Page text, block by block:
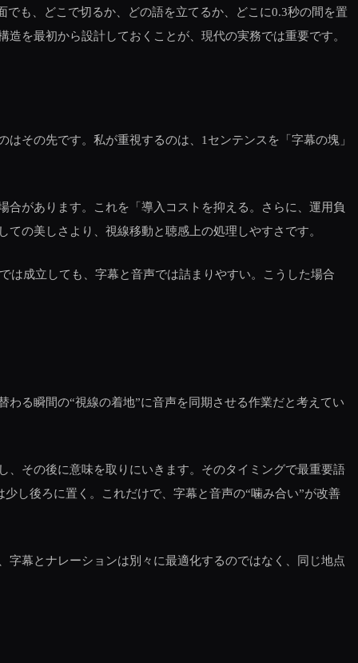
も、どこで切るか、どの語を立てるか、どこに0.3秒の間を置
を最初から設計しておくことが、現代の実務では重要です。
その先です。私が重視するのは、1センテンスを「字幕の塊」
があります。これを「導入コストを抑える。さらに、運用負
の美しさより、視線移動と聴感上の処理しやすさです。
は成立しても、字幕と音声では詰まりやすい。こうした場合
る瞬間の“視線の着地”に音声を同期させる作業だと考えてい
その後に意味を取りにいきます。そのタイミングで最重要語
し後ろに置く。これだけで、字幕と音声の“噛み合い”が改善
幕とナレーションは別々に最適化するのではなく、同じ地点